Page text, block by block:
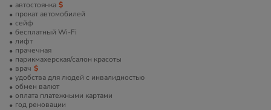
автостоянка
прокат автомобилей
сейф
бесплатный Wi-Fi
лифт
прачечная
парикмахерская/салон красоты
врач
удобства для людей с инвалидностью
обмен валют
оплата платежными картами
год реновации